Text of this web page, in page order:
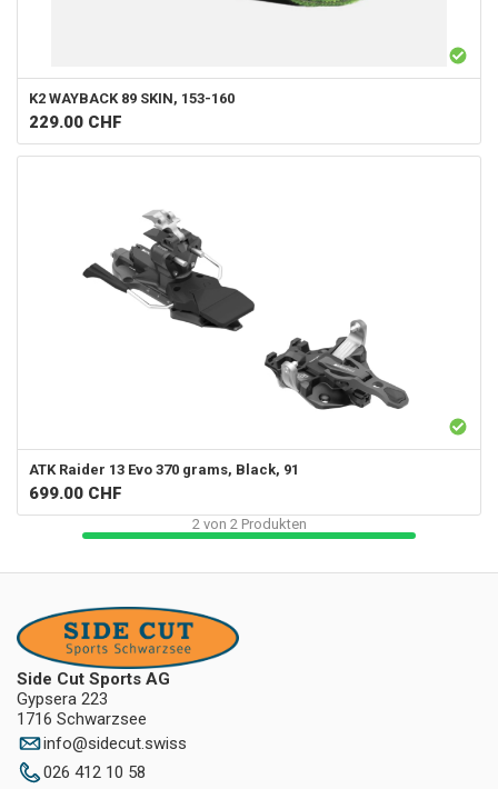
K2 WAYBACK 89 SKIN, 153-160
229.00 CHF
ATK Raider 13 Evo 370 grams, Black, 91
699.00 CHF
2von 2Produkten
Side Cut Sports AG
Gypsera 223
1716 Schwarzsee
info@sidecut.swiss
026 412 10 58